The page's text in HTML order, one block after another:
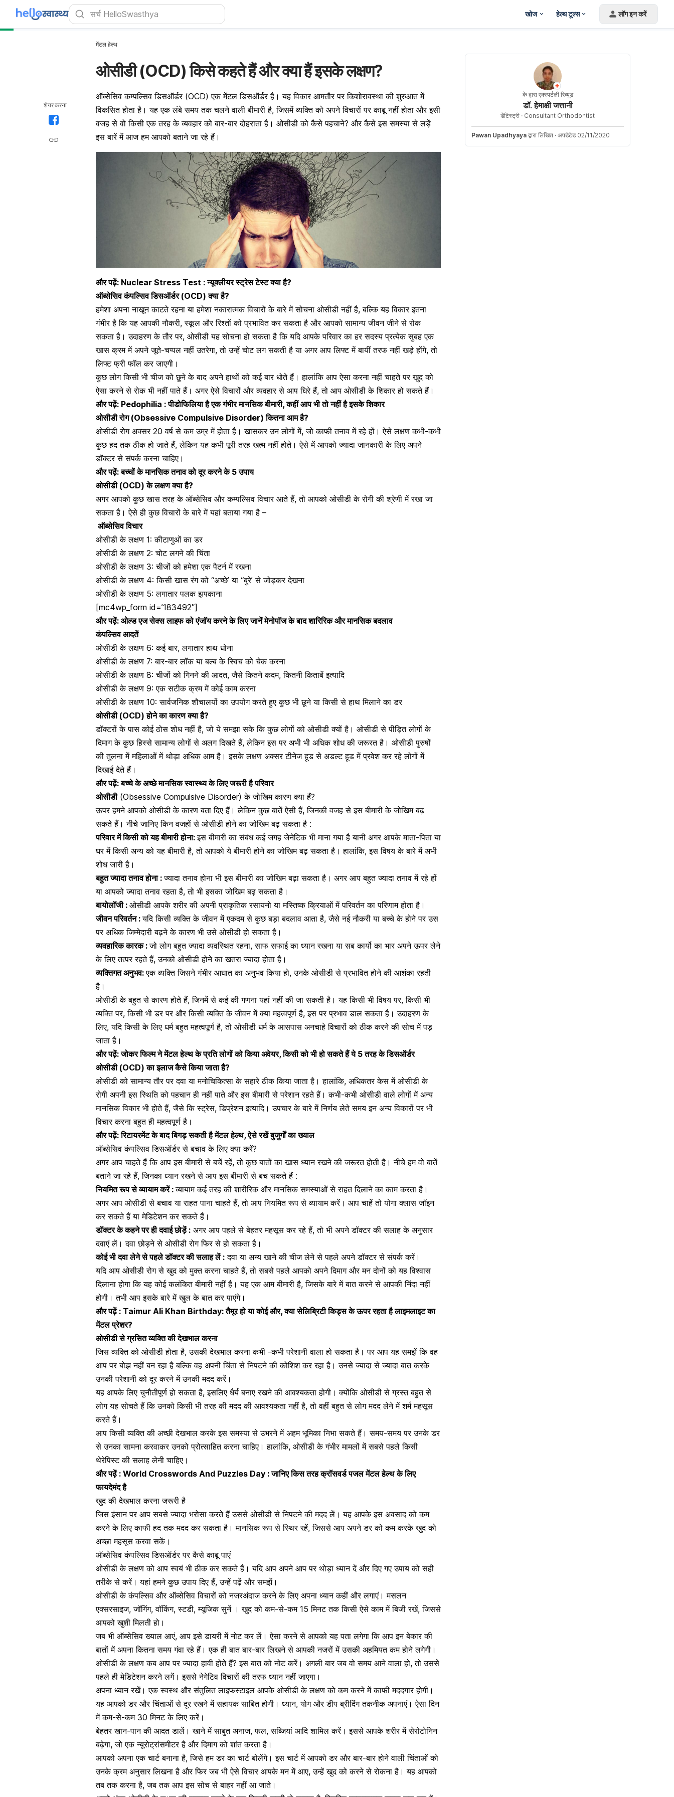
खोज हेल्थ टूल्स लॉग इन करें
शेयर करना
मेंटल हेल्थ
ओसीडी (OCD) किसे कहते हैं और क्या हैं इसके लक्षण?
ऑब्सेसिव कम्पल्सिव डिसऑर्डर (OCD) एक मेंटल डिसऑर्डर है। यह विकार आमतौर पर किशोरावस्था की शुरुआत में
विकसित होता है। यह एक लंबे समय तक चलने वाली बीमारी है, जिसमें व्यक्ति को अपने विचारों पर काबू नहीं होता और इसी
वजह से वो किसी एक तरह के व्यवहार को बार-बार दोहराता है। ओसीडी को कैसे पहचाने? और कैसे इस समस्या से लड़ें
इस बारें में आज हम आपको बताने जा रहे हैं।
और पढ़ें: Nuclear Stress Test : न्यूक्लीयर स्ट्रेस टेस्ट क्या है?
ऑब्सेसिव कंपल्सिव डिसऑर्डर (OCD) क्या है?
हमेशा अपना नाखून काटते रहना या हमेशा नकारात्मक विचारों के बारे में सोचना ओसीडी नहीं है, बल्कि यह विकार इतना
गंभीर है कि यह आपकी नौकरी, स्कूल और रिश्तों को प्रभावित कर सकता है और आपको सामान्य जीवन जीने से रोक
सकता है। उदाहरण के तौर पर, ओसीडी यह सोचना हो सकता है कि यदि आपके परिवार का हर सदस्य प्रत्येक सुबह एक
खास क्रम में अपने जूते-चप्पल नहीं उतरेगा, तो उन्हेंचोटलग सकती है या अगर आप लिफ्ट में बायीं तरफ नहीं खड़े होंगे, तो
लिफ्ट फ्री फॉल कर जाएगी।
कुछ लोग किसी भी चीज को छूने के बाद अपने हाथों को कई बार धोते हैं। हालांकि आप ऐसा करना नहीं चाहते पर खुद को
ऐसा करने से रोक भी नहीं पाते हैं। अगर ऐसे विचारों और व्यवहार से आप घिरे हैं, तो आप ओसीडी के शिकार हो सकते हैं।
और पढ़ें: Pedophilia : पीडोफिलिया है एक गंभीर मानसिक बीमारी, कहीं आप भी तो नहीं है इसके शिकार
ओसीडी रोग (Obsessive Compulsive Disorder) कितना आम है?
ओसीडी रोग अक्सर 20 वर्ष से कम उम्र में होता है। खासकर उन लोगों में, जो काफी तनाव में रहे हों। ऐसे लक्षण कभी-कभी
कुछ हद तक ठीक हो जाते हैं, लेकिन यह कभी पूरी तरह खत्म नहीं होते। ऐसे में आपको ज्यादा जानकारी के लिए अपने
डॉक्टर से संपर्क करना चाहिए।
और पढ़ें:बच्चों के मानसिक तनाव को दूर करने के 5 उपाय
ओसीडी (OCD) के लक्षण क्या है?
अगर आपको कुछ खास तरह के ऑब्सेसिव और कम्पल्सिव विचार आते हैं, तो आपको ओसीडी के रोगी की श्रेणी में रखा जा
सकता है। ऐसे ही कुछ विचारों के बारे में यहां बताया गया है –
ऑब्सेसिव विचार
ओसीडी के लक्षण 1: कीटाणुओं का डर
ओसीडी के लक्षण 2: चोट लगने कीचिंता
ओसीडी के लक्षण 3: चीजों को हमेशा एक पैटर्न में रखना
ओसीडी के लक्षण 4: किसी खास रंग को “अच्छे’ या “बुरे’ से जोड़कर देखना
ओसीडी के लक्षण 5: लगातार पलक झपकाना
[mc4wp_form id=’183492″]
और पढ़ें: ओल्ड एज सेक्स लाइफ को एंजॉय करने के लिए जानें मेनोपॉज के बाद शारिरिक और मानसिक बदलाव
कंपल्सिवआदतें
ओसीडी के लक्षण 6: कई बार, लगातारहाथ धोना
ओसीडी के लक्षण 7: बार-बार लॉक या बल्ब के स्विच को चेक करना
ओसीडी के लक्षण 8: चीजों को गिनने की आदत, जैसे कितने कदम, कितनी किताबें इत्यादि
ओसीडी के लक्षण 9: एक सटीक क्रम में कोई काम करना
ओसीडी के लक्षण 10: सार्वजनिक शौचालयों का उपयोग करते हुए कुछ भी छूने या किसी से हाथ मिलाने का डर
ओसीडी (OCD) होने का कारण क्या है?
डॉक्टरों के पास कोई ठोस शोध नहीं है, जो ये समझा सके कि कुछ लोगों को ओसीडी क्यों है। ओसीडी से पीड़ित लोगों के
दिमाग के कुछ हिस्से सामान्य लोगों से अलग दिखते हैं, लेकिन इस पर अभी भी अधिक शोध की जरूरत है। ओसीडी पुरुषों
की तुलना में महिलाओं में थोड़ा अधिक आम है। इसके लक्षण अक्सर टीनेज हूड से अडल्ट हूड में प्रवेश कर रहे लोगों में
दिखाई देते हैं।
और पढ़ें:बच्चे के अच्छे मानसिक स्वास्थ्य के लिए जरूरी है परिवार
ओसीडी(Obsessive Compulsive Disorder) के जोखिम कारण क्या हैं?
ऊपर हमने आपको ओसीडी के कारण बता दिए हैं। लेकिन कुछ बातें ऐसी हैं, जिनकी वजह से इस बीमारी के जोखिम बढ़
सकते हैं। नीचे जानिए किन वजहों से ओसीडी होने का जोखिम बढ़ सकता है :
परिवार में किसी को यह बीमारी होना:इस बीमारी का संबंध कई जगह जेनेटिक भी माना गया है यानी अगर आपके माता-पिता या
घर में किसी अन्य को यह बीमारी है, तो आपको ये बीमारी होने का जोखिम बढ़ सकता है। हालांकि, इस विषय के बारे में अभी
शोध जारी है।
बहुत ज्यादातनाव होना:ज्यादा तनाव होना भी इस बीमारी का जोखिम बढ़ा सकता है। अगर आप बहुत ज्यादा तनाव में रहे हों
या आपको ज्यादा तनाव रहता है, तो भी इसका जोखिम बढ़ सकता है।
बायोलॉजी : ओसीडी आपके शरीर की अपनी प्राकृतिक रसायनो या मस्तिष्क क्रियाओं में परिवर्तन का परिणाम होता है।
जीवन परिवर्तन :यदि किसी व्यक्ति के जीवन में एकदम से कुछ बड़ा बदलाव आता है, जैसे नई नौकरी या बच्चे के होने पर उस
पर अधिक जिम्मेदारी बढ़ने के कारण भी उसे ओसीडी हो सकता है।
व्यवहारिक कारक :जो लोग बहुत ज्यादा व्यवस्थित रहना, साफ सफाई का ध्यान रखना या सब कार्यो का भार अपने ऊपर लेने
के लिए तत्पर रहते हैं, उनको ओसीडी होने का खतरा ज्यादा होता है।
व्यक्तिगत अनुभव:एक व्यक्ति जिसने गंभीर आघात का अनुभव किया हो, उनके ओसीडी से प्रभावित होने की आशंका रहती
है।
ओसीडी के बहुत से कारण होते हैं, जिनमें से कई की गणना यहां नहीं की जा सकती है। यह किसी भी विषय पर, किसी भी
व्यक्ति पर, किसी भी डर पर और किसी व्यक्ति के जीवन में क्या महत्वपूर्ण है, इस पर प्रभाव डाल सकता है। उदाहरण के
लिए, यदि किसी के लिए धर्म बहुत महत्वपूर्ण है, तो ओसीडी धर्म के आसपास अनचाहे विचारों को ठीक करने की सोच में पड़
जाता है।
और पढ़ें:जोकर फिल्म ने मेंटल हेल्थ के प्रति लोगों को किया अवेयर, किसी को भी हो सकते हैं ये 5 तरह के डिसऑर्डर
ओसीडी (OCD) का इलाज कैसे किया जाता है?
ओसीडी को सामान्य तौर पर दवा या मनोचिकित्सा के सहारे ठीक किया जाता है। हालांकि, अधिकतर केस में ओसीडी के
रोगी अपनी इस स्थिति को पहचान ही नहीं पाते और इस बीमारी से परेशान रहते हैं। कभी-कभी ओसीडी वाले लोगों में अन्य
मानसिक विकारभी होते हैं, जैसे किस्ट्रेस,डिप्रेशनइत्यादि। उपचार के बारे में निर्णय लेते समय इन अन्य विकारों पर भी
विचार करना बहुत ही महत्वपूर्ण है।
और पढ़ें:रिटायरमेंट के बाद बिगड़ सकती है मेंटल हेल्थ, ऐसे रखें बुजुर्गों का ख्याल
ऑब्सेसिव कंपल्सिव डिसऑर्डर से बचाव के लिए क्या करें?
अगर आप चाहते हैं कि आप इस बीमारी से बचें रहें, तो कुछ बातों का खास ध्यान रखने की जरूरत होती है। नीचे हम वो बातें
बताने जा रहे हैं, जिनका ध्यान रखने से आप इस बीमारी से बच सकते हैं :
नियमित रूप सेव्यायामकरें :व्यायाम कई तरह की शारीरिक और मानसिक समस्याओं से राहत दिलाने का काम करता है।
अगर आप ओसीडी से बचाव या राहत पाना चाहते हैं, तो आप नियमित रूप से व्यायाम करें। आप चाहें तो योगा क्लास जॉइन
कर सकते हैं या मेडिटेशन कर सकते हैं।
डॉक्टर के कहने पर ही दवाई छोड़ें : अगर आप पहले से बेहतर महसूस कर रहे हैं, तो भी अपने डॉक्टर की सलाह के अनुसार
दवाएं लें। दवा छोड़ने से ओसीडी रोग फिर से हो सकता है।
कोई भी दवा लेने से पहले डॉक्टर की सलाह लें : दवा या अन्य खाने की चीज लेने से पहले अपने डॉक्टर से संपर्क करें।
यदि आप ओसीडी रोग से खुद को मुक्त करना चाहते हैं, तो सबसे पहले आपको अपने दिमाग और मन दोनों को यह विश्वास
दिलाना होगा कि यह कोई कलंकित बीमारी नहीं है। यह एक आम बीमारी है, जिसके बारे में बात करने से आपकी निंदा नहीं
होगी। तभी आप इसके बारे में खुल के बात कर पाएंगे।
और पढ़ें : Taimur Ali Khan Birthday: तैमूर हो या कोई और, क्या सेलिब्रिटी किड्स के ऊपर रहता है लाइमलाइट का
मेंटल प्रेशर?
ओसीडी से ग्रसित व्यक्ति की देखभाल करना
जिस व्यक्ति को ओसीडी होता है, उसकी देखभाल करना कभी -कभी परेशानी वाला हो सकता है। पर आप यह समझें कि वह
आप पर बोझ नहीं बन रहा है बल्कि वह अपनी चिंता से निपटने की कोशिश कर रहा है। उनसे ज्यादा से ज्यादा बात करके
उनकी परेशानी को दूर करने में उनकी मदद करें।
यह आपके लिए चुनौतीपूर्ण हो सकता है, इसलिए धैर्य बनाए रखने की आवश्यकता होगी। क्योंकि ओसीडी से ग्रस्त बहुत से
लोग यह सोचते हैं कि उनको किसी भी तरह की मदद की आवश्यकता नहीं है, तो वहीं बहुत से लोग मदद लेने में शर्म महसूस
करते हैं।
आप किसी व्यक्ति की अच्छी देखभाल करके इस समस्या से उभरने में अहम भूमिका निभा सकते हैं। समय-समय पर उनके डर
से उनका सामना करवाकर उनको प्रोत्साहित करना चाहिए। हालांकि, ओसीडी के गंभीर मामलों में सबसे पहले किसी
थेरेपिस्ट की सलाह लेनी चाहिए।
और पढ़ें : World Crosswords And Puzzles Day : जानिए किस तरह क्रॉसवर्ड पजल मेंटल हेल्थ के लिए
फायदेमंद है
खुद की देखभाल करना जरूरी है
जिस इंसान पर आप सबसे ज्यादा भरोसा करते हैं उससे ओसीडी से निपटने की मदद लें। यह आपके इस अवसाद को कम
करने के लिए काफी हद तक मदद कर सकता है। मानसिक रूप से स्थिर रहें, जिससे आप अपने डर को कम करके खुद को
अच्छा महसूस करवा सकें।
ऑब्सेसिव कंपल्सिव डिसऑर्डर पर कैसे काबू पाएं
ओसीडी के लक्षण को आप स्वयं भी ठीक कर सकते हैं। यदि आप अपने आप पर थोड़ा ध्यान दें और दिए गए उपाय को सही
तरीके से करें। यहां हमने कुछ उपाय दिए हैं, उन्हें पढे़ं और समझें।
ओसीडी के कंपल्सिव और ऑब्सेसिव विचारों को नजरअंदाज करने के लिए अपना ध्यान कहीं और लगाएं। मसलन
एक्सरसाइज,जॉगिंग,वॉकिंग, स्टडी, म्यूजिक सुनें। खुद को कम-से-कम 15 मिनट तक किसी ऐसे काम में बिजी रखें, जिससे
आपको खुशी मिलती हो।
जब भी ऑब्सेसिव ख्याल आएं, आप इसे डायरी में नोट कर लें। ऐसा करने से आपको यह पता लगेगा कि आप इन बेकार की
बातों में अपना कितना समय गंवा रहे हैं। एक ही बात बार-बार लिखने से आपकी नजरों में उसकी अहमियत कम होने लगेगी।
ओसीडी के लक्षण कब आप पर ज्यादा हावी होते हैं? इस बात को नोट करें। अगली बार जब वो समय आने वाला हो, तो उससे
पहले ही मेडिटेशन करने लगें। इससे नेगेटिव विचारों की तरफ ध्यान नहीं जाएगा।
अपना ध्यान रखें। एक स्वस्थ और संतुलित लाइफस्टाइल आपके ओसीडी के लक्षण को कम करने में काफी मददगार होगी।
यह आपको डर और चिंताओं से दूर रखने में सहायक साबित होगी। ध्यान, योग औरडीप ब्रीदिंग तकनीकअपनाएं। ऐसा दिन
में कम-से-कम 30 मिनट के लिए करें।
बेहतर खान-पान की आदत डालें। खाने में साबुत अनाज, फल,सब्जियां आदि शामिल करें। इससे आपके शरीर में सेरोटोनिन
बढ़ेगा, जो एक न्यूरोट्रांसमीटर है और दिमाग को शांत करता है।
आपको अपना एक चार्ट बनाना है, जिसे हम डर का चार्ट बोलेंगे। इस चार्ट में आपको डर और बार-बार होने वाली चिंताओं को
उनके क्रम अनुसार लिखना है और फिर जब भी ऐसे विचार आपके मन में आए, उन्हें खुद को करने से रोकना है। यह आपको
तब तक करना है, जब तक आप इस सोच से बाहर नहीं आ जाते।
के द्वारा एक्स्पर्टली रिव्यूड
डॉ. हेमाक्षी जत्तानी
डेंटिस्ट्री · Consultant Orthodontist
Pawan Upadhyaya द्वारा लिखित · अपडेटेड 02/11/2020